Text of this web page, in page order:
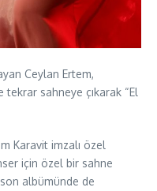
Ceylan Ertem,
sahneye çıkarak “El
Karavit imzalı özel
için özel bir sahne
albümünde de